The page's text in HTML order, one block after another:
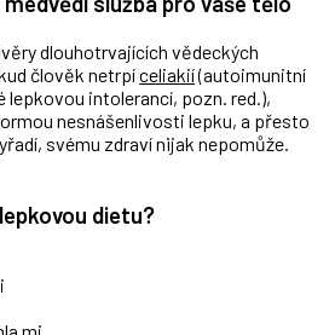
dlouhotrvajících vědeckých
člověk netrpíceliakií(autoimunitní
lepkovou intolerancí, pozn. red.),
nesnášenlivosti lepku, a přesto
svému zdraví nijak nepomůže.
dietu?